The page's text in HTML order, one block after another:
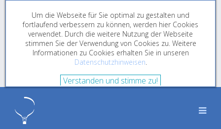
Um die Webseite für Sie optimal zu gestalten und
fortlaufend verbessern zu können, werden hier Cookies
verwendet. Durch die weitere Nutzung der Webseite
stimmen Sie der Verwendung von Cookies zu. Weitere
Informationen zu Cookies erhalten Sie in unseren
Datenschutzhinweisen.
Verstanden und stimme zu!